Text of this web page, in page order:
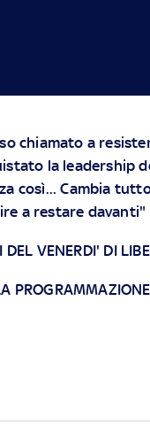
chiamato a
la leadership
così... Cambia
a restare davanti"
VENERDI' DI
PROGRAMMAZIONE